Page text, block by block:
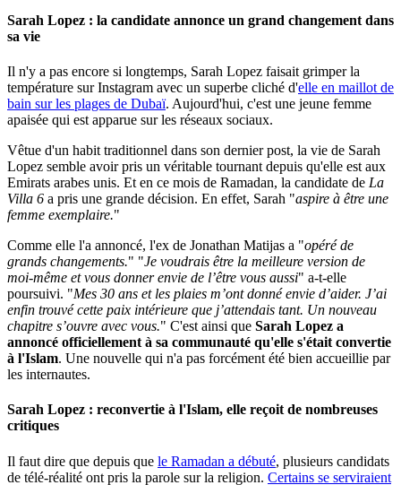
Sarah Lopez : la candidate annonce un grand changement dans
sa vie
Il n'y a pas encore si longtemps, Sarah Lopez faisait grimper la
température sur Instagram avec un superbe cliché d'elle en maillot de
bain sur les plages de Dubaï. Aujourd'hui, c'est une jeune femme
apaisée qui est apparue sur les réseaux sociaux.
Vêtue d'un habit traditionnel dans son dernier post, la vie de Sarah
Lopez semble avoir pris un véritable tournant depuis qu'elle est aux
Emirats arabes unis. Et en ce mois de Ramadan, la candidate de La
Villa 6 a pris une grande décision. En effet, Sarah "aspire à être une
femme exemplaire."
Comme elle l'a annoncé, l'ex de Jonathan Matijas a "opéré de
grands changements." "Je voudrais être la meilleure version de
moi-même et vous donner envie de l’être vous aussi" a-t-elle
poursuivi. "Mes 30 ans et les plaies m’ont donné envie d’aider. J’ai
enfin trouvé cette paix intérieure que j’attendais tant. Un nouveau
chapitre s’ouvre avec vous." C'est ainsi que Sarah Lopez a
annoncé officiellement à sa communauté qu'elle s'était convertie
à l'Islam. Une nouvelle qui n'a pas forcément été bien accueillie par
les internautes.
Sarah Lopez : reconvertie à l'Islam, elle reçoit de nombreuses
critiques
Il faut dire que depuis que le Ramadan a débuté, plusieurs candidats
de télé-réalité ont pris la parole sur la religion. Certains se serviraient